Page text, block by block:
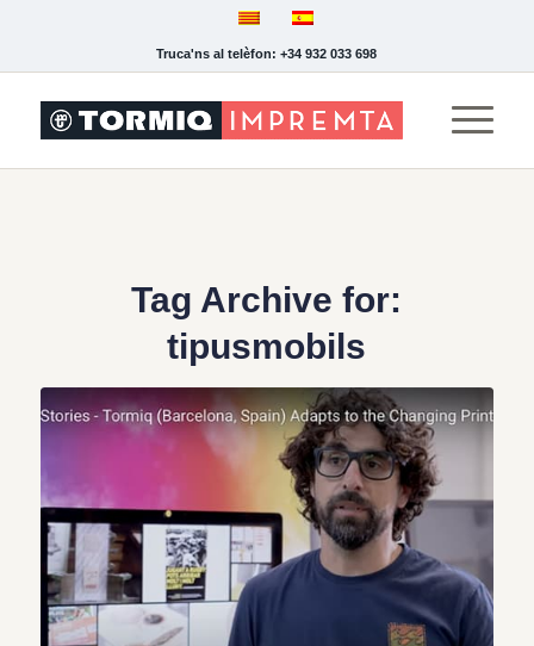
Truca'ns al telèfon: +34 932 033 698
Tag Archive for:
tipusmobils